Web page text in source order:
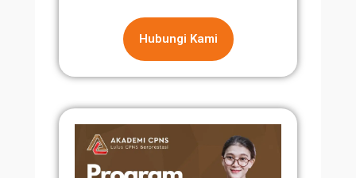
Hubungi Kami